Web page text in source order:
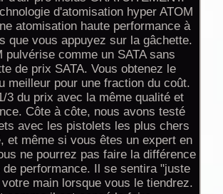
d'atomisation hyper ATOM
atomisation haute performance à
que vous appuyez sur la gâchette.
pulvérise comme un SATA sans
de prix SATA. Vous obtenez le
meilleur pour une fraction du coût.
3 du prix avec la même qualité et
Côte à côte, nous avons testé
avec les pistolets les plus chers
et même si vous êtes un expert en
ne pourrez pas faire la différence
de performance. Il se sentira "juste
main lorsque vous le tiendrez.